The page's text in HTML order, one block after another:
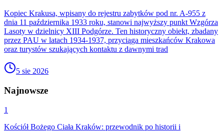
Kopiec Krakusa, wpisany do rejestru zabytków pod nr. A-955 z
dnia 11 października 1933 roku, stanowi najwyższy punkt Wzgórza
Lasoty w dzielnicy XIII Podgórze. Ten historyczny obiekt, zbadany
przez PAU w latach 1934-1937, przyciąga mieszkańców Krakowa
oraz turystów szukających kontaktu z dawnymi trad
5 sie 2026
Najnowsze
1
Kościół Bożego Ciała Kraków: przewodnik po historii i